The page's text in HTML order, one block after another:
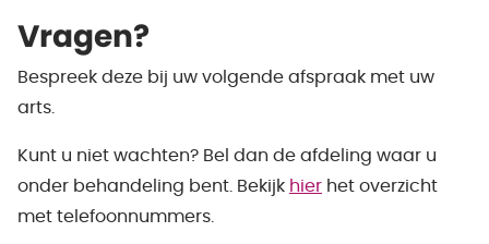
Vragen?
Bespreek deze bij uw volgende afspraak met uw
arts.
Kunt u niet wachten? Bel dan de afdeling waar u
onder behandeling bent. Bekijk hier het overzicht
met telefoonnummers.